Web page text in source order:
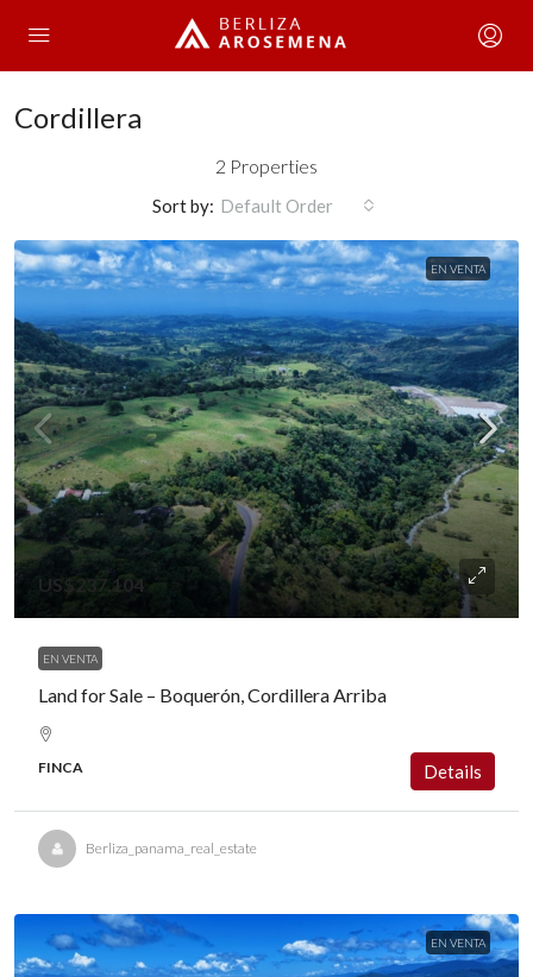
Cordillera
2 Properties
Sort by: Default Order
EN VENTA
US$237,104
EN VENTA
Land for Sale – Boquerón, Cordillera Arriba
FINCA Details
Berliza_panama_real_estate
EN VENTA